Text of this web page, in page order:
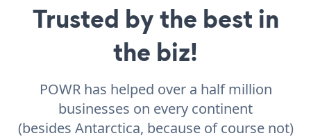
Trusted by the best in
the biz!
POWR has helped over a half million
businesses on every continent
(besides Antarctica, because of course not)